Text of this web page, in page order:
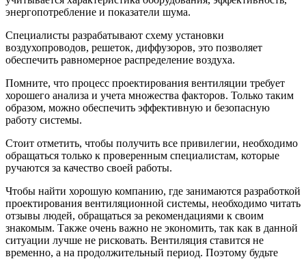
энергопотребление и показатели шума.
Специалисты разрабатывают схему установки
воздухопроводов, решеток, диффузоров, это позволяет
обеспечить равномерное распределение воздуха.
Помните, что процесс проектирования вентиляции требует
хорошего анализа и учета множества факторов. Только таким
образом, можно обеспечить эффективную и безопасную
работу системы.
Стоит отметить, чтобы получить все привилегии, необходимо
обращаться только к проверенным специалистам, которые
ручаются за качество своей работы.
Чтобы найти хорошую компанию, где занимаются разработкой
проектирования вентиляционной системы, необходимо читать
отзывы людей, обращаться за рекомендациями к своим
знакомым. Также очень важно не экономить, так как в данной
ситуации лучше не рисковать. Вентиляция ставится не
временно, а на продолжительный период. Поэтому будьте